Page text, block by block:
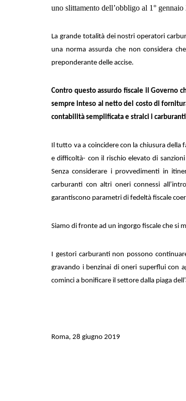
uno slittamento dell’obbligo al 1° gennaio
La grande totalità dei nostri operatori
una norma assurda che non considera
preponderante delle accise.
Contro questo assurdo fiscale il Governo
sempre inteso al netto del costo di
contabilità semplificata e stralci i
Il tutto va a coincidere con la chiusura
e difficoltà- con il rischio elevato di
Senza considerare i provvedimenti in
carburanti con altri oneri connessi
garantiscono parametri di fedeltà fiscale
Siamo di fronte ad un ingorgo fiscale che si
I gestori carburanti non possono
gravando i benzinai di oneri superflui con
cominci a bonificare il settore dalla piaga
Roma, 28 giugno 2019